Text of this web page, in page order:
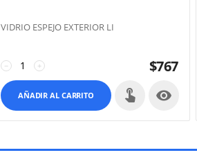
VIDRIO ESPEJO EXTERIOR LI
+
− $767
AÑADIR AL CARRITO 